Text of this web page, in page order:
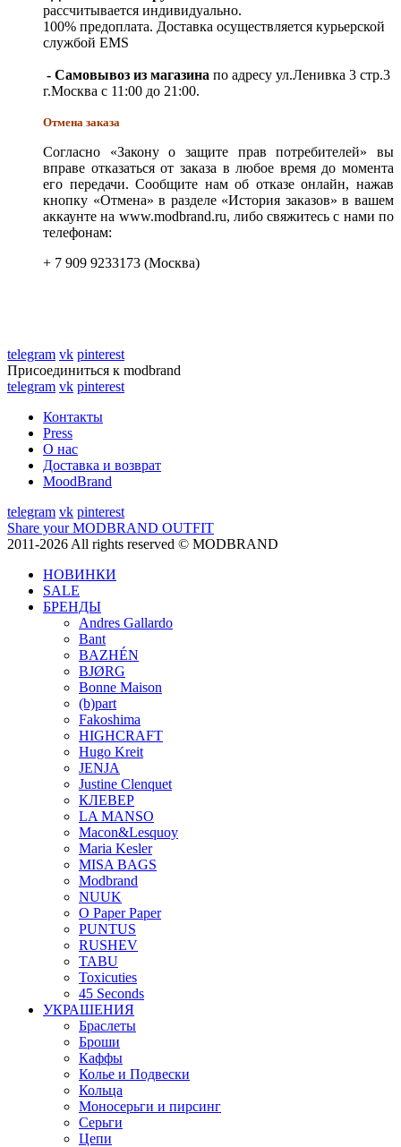
рассчитывается индивидуально.
100% предоплата. Доставка осуществляется курьерской
службой EMS
- Самовывоз из магазина по адресу ул.Ленивка 3 стр.3
г.Москва с 11:00 до 21:00.
Отмена заказа
Согласно «Закону о защите прав потребителей» вы
вправе отказаться от заказа в любое время до момента
его передачи. Сообщите нам об отказе онлайн, нажав
кнопку «Отмена» в разделе «История заказов» в вашем
аккаунте на www.modbrand.ru, либо свяжитесь с нами по
телефонам:
+ 7 909 9233173 (Москва)
telegram vk pinterest
Присоединиться к modbrand
telegram vk pinterest
Контакты
Press
О нас
Доставка и возврат
MoodBrand
telegram vk pinterest
Share your MODBRAND OUTFIT
2011-2026 All rights reserved © MODBRAND
НОВИНКИ
SALE
БРЕНДЫ
Andres Gallardo
Bant
BAZHÉN
BJØRG
Bonne Maison
(b)part
Fakoshima
HIGHCRAFT
Hugo Kreit
JENJA
Justine Clenquet
КЛЕВЕР
LA MANSO
Macon&Lesquoy
Maria Kesler
MISA BAGS
Modbrand
NUUK
O Paper Paper
PUNTUS
RUSHEV
TABU
Toxicuties
45 Seconds
УКРАШЕНИЯ
Браслеты
Броши
Каффы
Колье и Подвески
Кольца
Моносерьги и пирсинг
Серьги
Цепи